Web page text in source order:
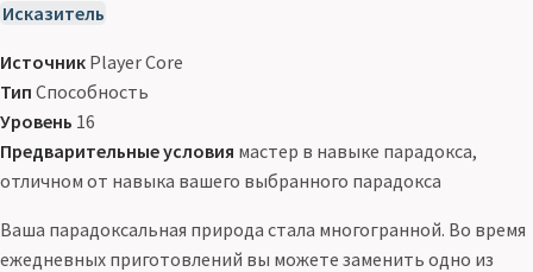
Исказитель
Источник Player Core
Тип Способность
Уровень 16
Предварительные условия мастер в навыке парадокса,
отличном от навыка вашего выбранного парадокса
Ваша парадоксальная природа стала многогранной. Во время
ежедневных приготовлений вы можете заменить одно из